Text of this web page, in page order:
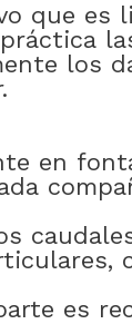
que es
práctica
los
.
en
,
es